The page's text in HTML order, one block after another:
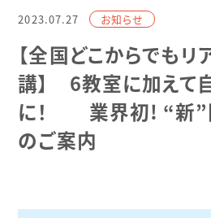
2023.07.27 お知らせ
【全国どこからでもリ
講】 6教室に加えて
に！ 業界初! “新”
のご案内